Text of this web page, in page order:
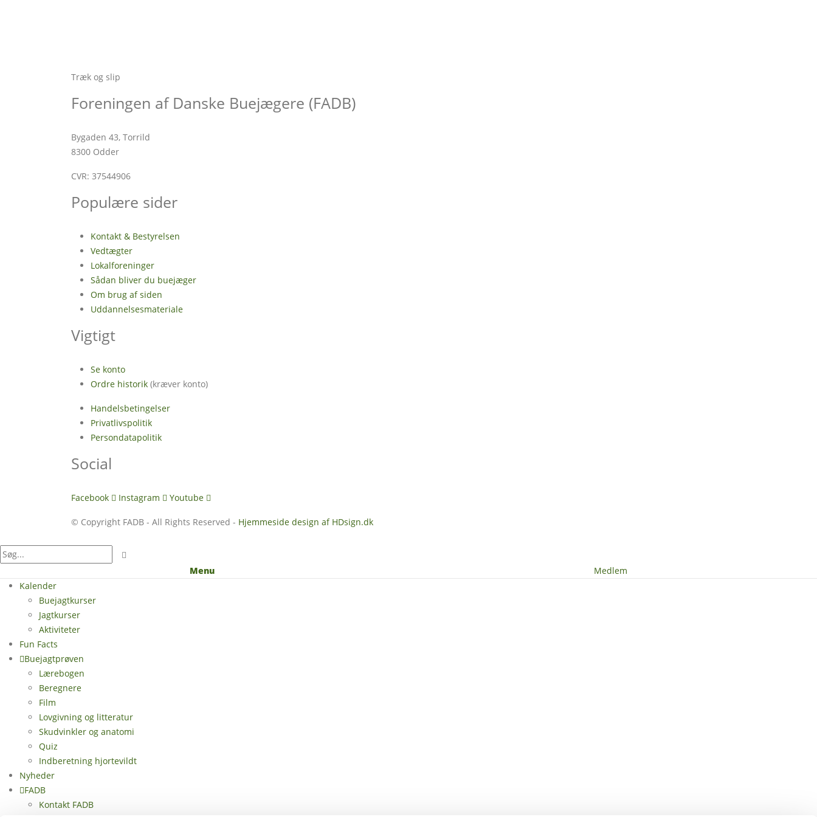
Træk og slip
Foreningen af Danske Buejægere (FADB)
Bygaden 43, Torrild
8300 Odder
CVR: 37544906
Populære sider
Kontakt & Bestyrelsen
Vedtægter
Lokalforeninger
Sådan bliver du buejæger
Om brug af siden
Uddannelsesmateriale
Vigtigt
Se konto
Ordre historik (kræver konto)
Handelsbetingelser
Privatlivspolitik
Persondatapolitik
Social
Facebook Instagram Youtube
© Copyright FADB - All Rights Reserved - Hjemmeside design af HDsign.dk
Menu
Medlem
Kalender
Buejagtkurser
Jagtkurser
Aktiviteter
Fun Facts
Buejagtprøven
Lærebogen
Beregnere
Film
Lovgivning og litteratur
Skudvinkler og anatomi
Quiz
Indberetning hjortevildt
Nyheder
FADB
Kontakt FADB